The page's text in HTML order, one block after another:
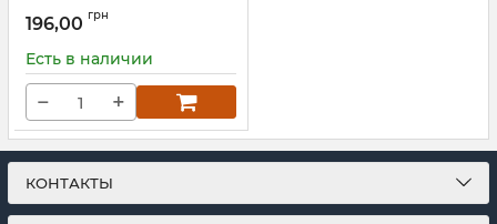
196,00 грн
Есть в наличии
− +
КОНТАКТЫ